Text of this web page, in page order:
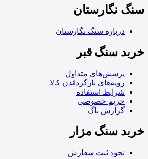
سنگ نگارستان
درباره سنگ نگارستان
خرید سنگ قبر
پرسش‌های متداول
رویه‌های بازگرداندن کالا
شرایط استفاده
حریم خصوصی
گزارش باگ
خرید سنگ مزار
نحوه ثبت سفارش